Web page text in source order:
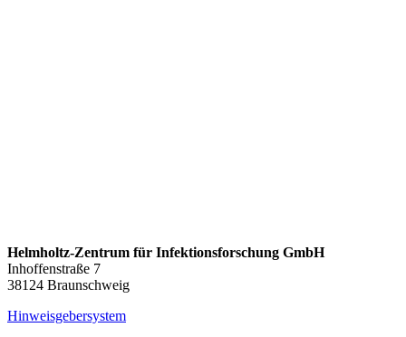
Helmholtz-Zentrum für Infektionsforschung GmbH
Inhoffenstraße 7
38124 Braunschweig
Hinweisgebersystem